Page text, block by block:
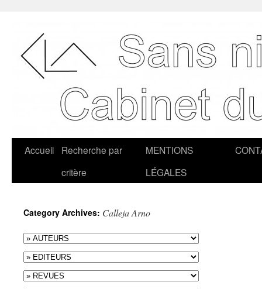
Accueil
Recherche par
critère
MENTIONS
LÉGALES
Category Archives: Calleja Arno